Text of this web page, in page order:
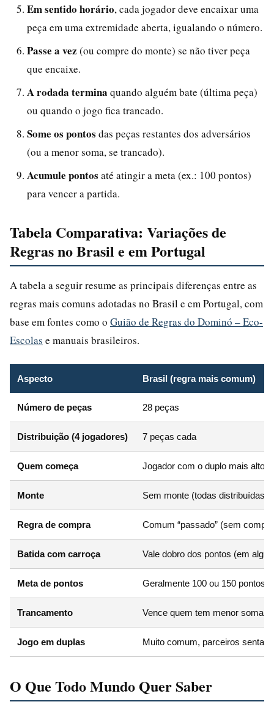
Em sentido horário, cada jogador deve encaixar uma
peça em uma extremidade aberta, igualando o número.
Passe a vez (ou compre do monte) se não tiver peça
que encaixe.
A rodada termina quando alguém bate (última peça)
ou quando o jogo fica trancado.
Some os pontos das peças restantes dos adversários
(ou a menor soma, se trancado).
Acumule pontos até atingir a meta (ex.: 100 pontos)
para vencer a partida.
Tabela Comparativa: Variações de
Regras no Brasil e em Portugal
A tabela a seguir resume as principais diferenças entre as
regras mais comuns adotadas no Brasil e em Portugal, com
base em fontes como o Guião de Regras do Dominó – Eco-
Escolas e manuais brasileiros.
Aspecto Brasil (regra mais comum)
Número de peças 28 peças
Distribuição (4 jogadores) 7 peças cada
Quem começa Jogador com o duplo mais alto
Monte Sem monte (todas distribuídas)
Regra de compra Comum “passado” (sem
Batida com carroça Vale dobro dos pontos (em
Meta de pontos Geralmente 100 ou 150 pontos
Trancamento Vence quem tem menor soma
Jogo em duplas Muito comum, parceiros
O Que Todo Mundo Quer Saber